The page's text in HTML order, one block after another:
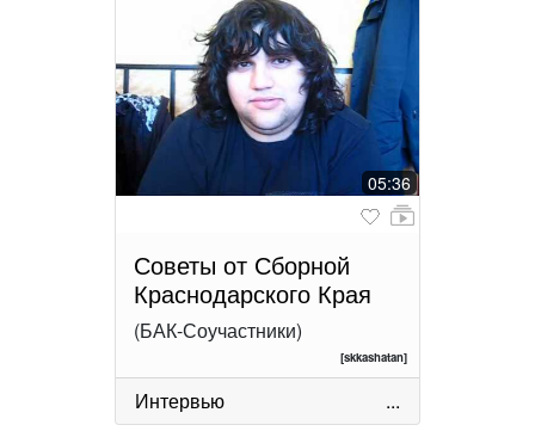
05:36
Советы от Сборной
Краснодарского Края
(БАК-Соучастники)
[skkashatan]
Интервью ...